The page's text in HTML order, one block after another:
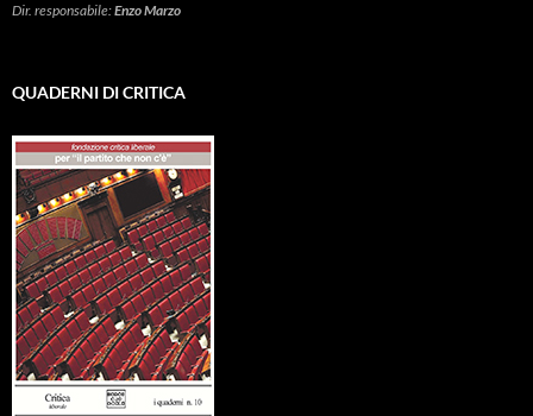
Dir. responsabile:Enzo Marzo
QUADERNI DI CRITICA